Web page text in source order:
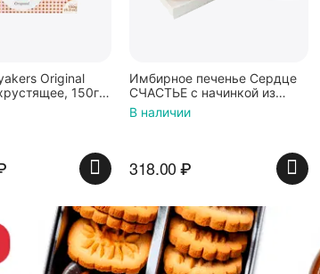
Original
150г,
Имбирное печенье Сердце
СЧАСТЬЕ с начинкой из
белого шоколада, клюквы и
апельсина
В наличии
318.00₽